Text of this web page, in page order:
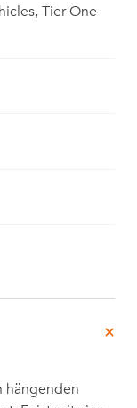
Tier One
hängenden